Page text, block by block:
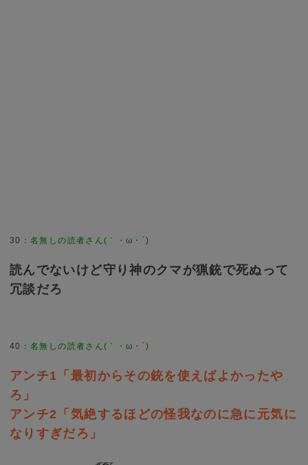
30 ：名無しの読者さん(｀・ω・´)
読んでないけど守り神のクマが猟銃で死ぬって
冗談だろ
40 ：名無しの読者さん(｀・ω・´)
アンチ1「最初からその銃を使えばよかったや
ろ」
アンチ2「気絶するほどの怪我なのに急に元気に
なりすぎだろ」